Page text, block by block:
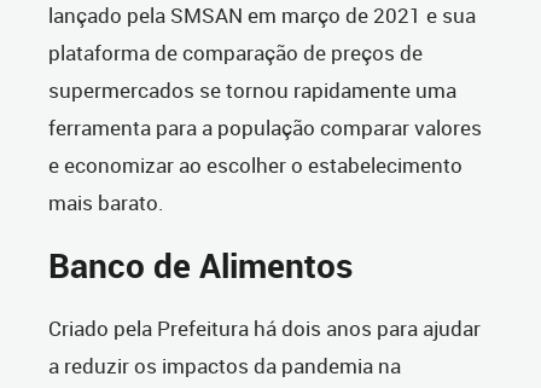
lançado pela SMSAN em março de 2021 e sua
plataforma de comparação de preços de
supermercados se tornou rapidamente uma
ferramenta para a população comparar valores
e economizar ao escolher o estabelecimento
mais barato.
Banco de Alimentos
Criado pela Prefeitura há dois anos para ajudar
a reduzir os impactos da pandemia na